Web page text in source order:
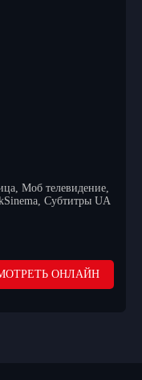
Моб телевидение,
Субтитры UA
ОНЛАЙН